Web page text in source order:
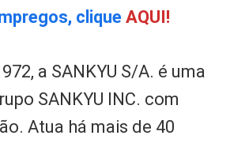
clique AQUI!
a SANKYU S/A. é uma
SANKYU INC. com
Atua há mais de 40